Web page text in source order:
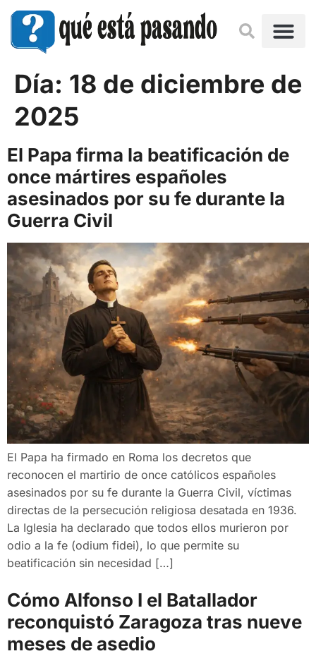
Día: 18 de diciembre de
2025
El Papa firma la beatificación de
once mártires españoles
asesinados por su fe durante la
Guerra Civil
El Papa ha firmado en Roma los decretos que
reconocen el martirio de once católicos españoles
asesinados por su fe durante la Guerra Civil, víctimas
directas de la persecución religiosa desatada en 1936.
La Iglesia ha declarado que todos ellos murieron por
odio a la fe (odium fidei), lo que permite su
beatificación sin necesidad […]
Cómo Alfonso I el Batallador
reconquistó Zaragoza tras nueve
meses de asedio